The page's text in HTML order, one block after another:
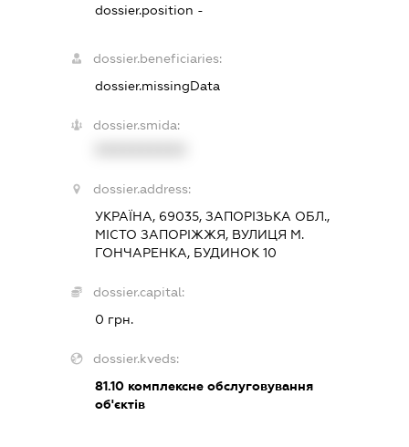
dossier.position -
dossier.beneficiaries:
dossier.missingData
dossier.smida:
dossier.address:
УКРАЇНА, 69035, ЗАПОРІЗЬКА ОБЛ.,
МІСТО ЗАПОРІЖЖЯ, ВУЛИЦЯ М.
ГОНЧАРЕНКА, БУДИНОК 10
dossier.capital:
0 грн.
dossier.kveds:
81.10 комплексне обслуговування
об'єктів